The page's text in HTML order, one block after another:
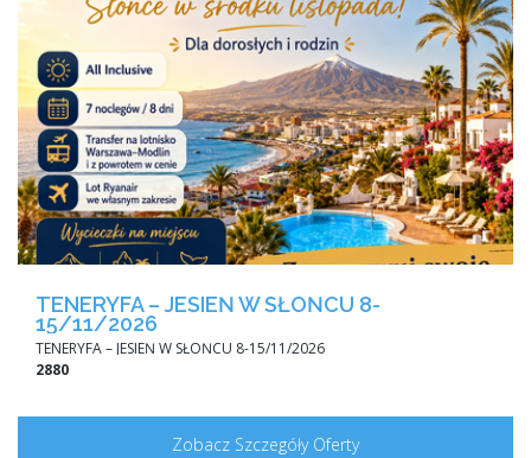
TENERYFA – JESIEŃ W SŁOŃCU 8-
15/11/2026
TENERYFA – JESIEŃ W SŁOŃCU 8-15/11/2026
2880
Zobacz Szczegóły Oferty